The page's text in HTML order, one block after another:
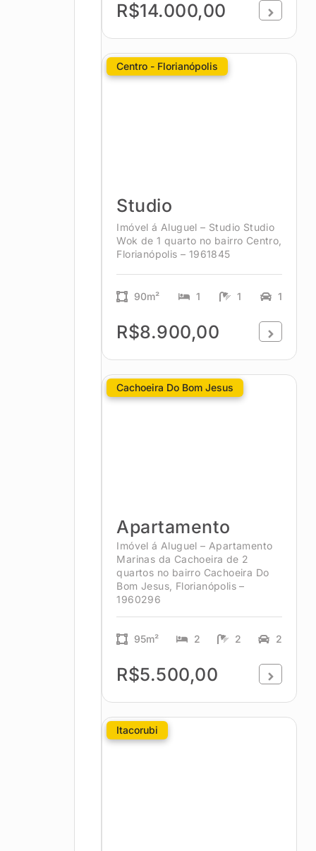
R$14.000,00
Centro - Florianópolis
Studio
Imóvel á Aluguel – Studio Studio
Wok de 1 quarto no bairro Centro,
Florianópolis – 1961845
90m² 1 1 1
R$8.900,00
Cachoeira Do Bom Jesus
Apartamento
Imóvel á Aluguel – Apartamento
Marinas da Cachoeira de 2
quartos no bairro Cachoeira Do
Bom Jesus, Florianópolis –
1960296
95m² 2 2 2
R$5.500,00
Itacorubi